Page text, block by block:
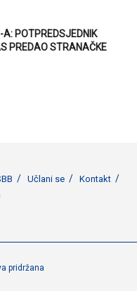
POTPREDSJEDNIK
PREDAO STRANAČKE
Učlani se
Kontakt
pridržana